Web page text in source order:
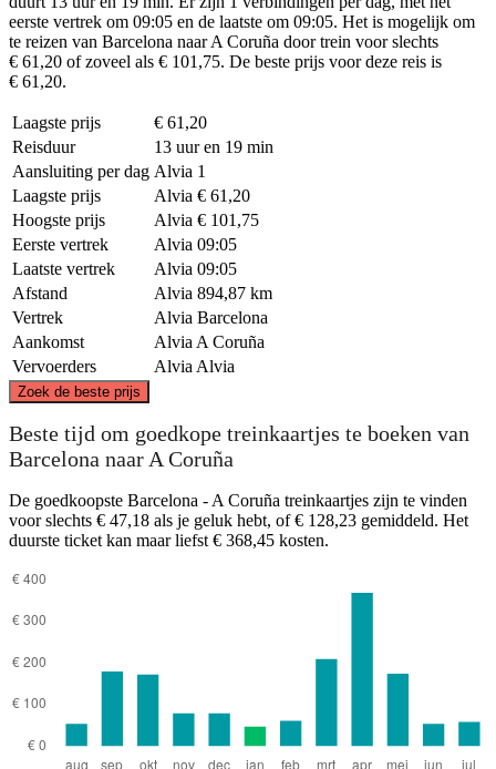
eerste vertrek om 09:05 en de laatste om 09:05. Het is mogelijk om
te reizen van Barcelona naar A Coruña door trein voor slechts
€ 61,20 of zoveel als € 101,75. De beste prijs voor deze reis is
€ 61,20.
Laagste prijs
€ 61,20
Reisduur
13 uur en 19 min
Aansluiting per dag Alvia 1
Laagste prijs
Alvia € 61,20
Hoogste prijs
Alvia € 101,75
Eerste vertrek
Alvia 09:05
Laatste vertrek
Alvia 09:05
Afstand
Alvia 894,87 km
Vertrek
Alvia Barcelona
Aankomst
Alvia A Coruña
Vervoerders
Alvia Alvia
Zoek de beste prijs
Beste tijd om goedkope treinkaartjes te boeken van
Barcelona naar A Coruña
De goedkoopste Barcelona - A Coruña treinkaartjes zijn te vinden
voor slechts € 47,18 als je geluk hebt, of € 128,23 gemiddeld. Het
duurste ticket kan maar liefst € 368,45 kosten.